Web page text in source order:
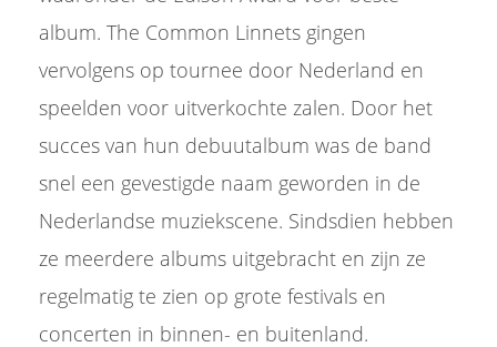
album. The Common Linnets gingen
vervolgens op tournee door Nederland en
speelden voor uitverkochte zalen. Door het
succes van hun debuutalbum was de band
snel een gevestigde naam geworden in de
Nederlandse muziekscene. Sindsdien hebben
ze meerdere albums uitgebracht en zijn ze
regelmatig te zien op grote festivals en
concerten in binnen- en buitenland.